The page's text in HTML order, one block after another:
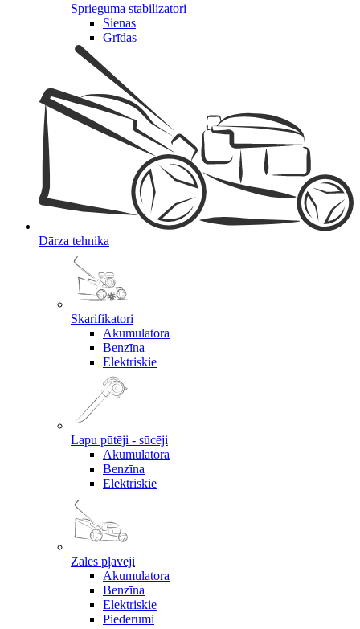
Sprieguma stabilizatori
Sienas
Grīdas
Dārza tehnika
Skarifikatori
Akumulatora
Benzīna
Elektriskie
Lapu pūtēji - sūcēji
Akumulatora
Benzīna
Elektriskie
Zāles pļāvēji
Akumulatora
Benzīna
Elektriskie
Piederumi